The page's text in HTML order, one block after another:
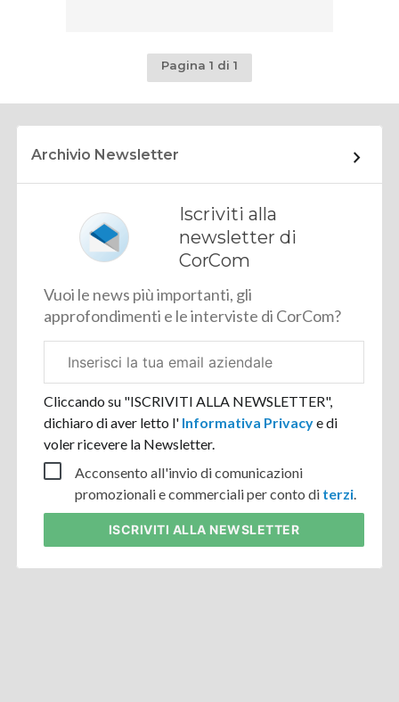
Pagina 1 di 1
Archivio Newsletter
Iscriviti alla
newsletter di
CorCom
Vuoi le news più importanti, gli
approfondimenti e le interviste di CorCom?
aziendale
Cliccando su "ISCRIVITI ALLA NEWSLETTER",
dichiaro di aver letto l' Informativa Privacye di
voler ricevere la Newsletter.
Acconsento all'invio di comunicazioni
promozionali e commerciali per conto di terzi.
ISCRIVITI ALLA NEWSLETTER